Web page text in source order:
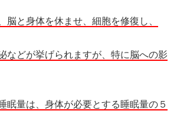
脳と身体を休ませ、細胞を修復し、
などが挙げられますが、特に脳への影
眠量は、身体が必要とする睡眠量の５